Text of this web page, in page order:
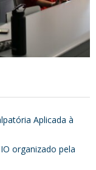
Aplicada à
organizado pela